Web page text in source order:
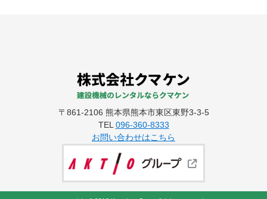
〒861-2106 熊本県熊本市東区東野3-3-5
TEL096-360-8333
お問い合わせはこちら